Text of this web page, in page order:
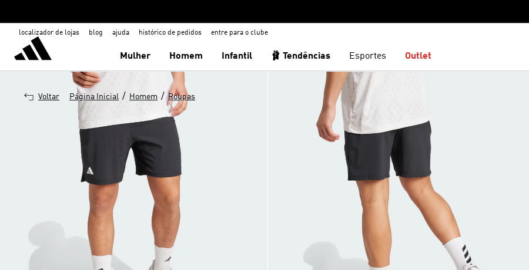
localizador de lojas blog ajuda histórico de pedidos entre para o clube
Mulher Homem Infantil 🩰 Tendências Esportes Outlet
Voltar Página Inicial / Homem / Roupas